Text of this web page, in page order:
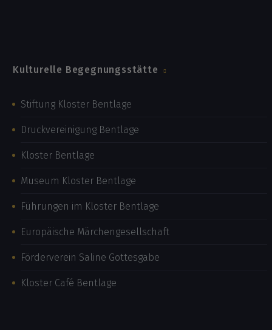
Kulturelle Begegnungsstätte
Stiftung Kloster Bentlage
Druckvereinigung Bentlage
Kloster Bentlage
Museum Kloster Bentlage
Führungen im Kloster Bentlage
Europäische Märchengesellschaft
Förderverein Saline Gottesgabe
Kloster Café Bentlage